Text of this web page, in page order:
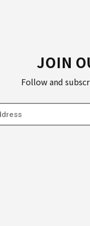
JOIN
Follow and